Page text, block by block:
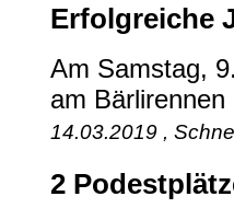
Erfolgreiche
Am Samstag,
am
14.03.2019 ,
2